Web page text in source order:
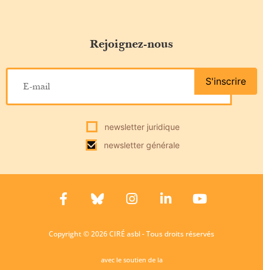
Rejoignez-nous
newsletter juridique
newsletter générale
S'inscrire
Copyright © 2026 CIRÉ asbl - Tous droits réservés
avec le soutien de la